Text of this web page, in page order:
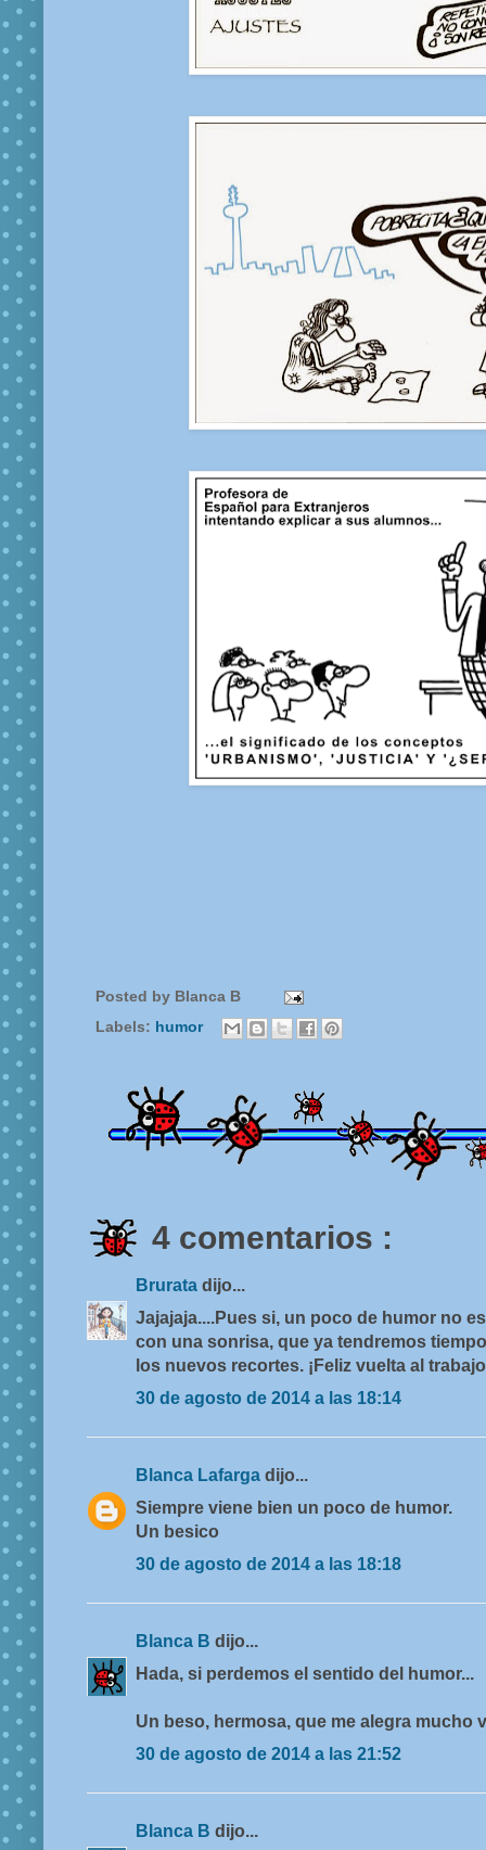
Posted by Blanca B
Labels: humor
4 comentarios :
Brurata dijo...
Jajajaja....Pues si, un poco de humor no
con una sonrisa, que ya tendremos
los nuevos recortes. ¡Feliz vuelta al
30 de agosto de 2014 a las 18:14
Blanca Lafarga dijo...
Siempre viene bien un poco de humor.
Un besico
30 de agosto de 2014 a las 18:18
Blanca B dijo...
Hada, si perdemos el sentido del humor...
Un beso, hermosa, que me alegra mucho
30 de agosto de 2014 a las 21:52
Blanca B dijo...